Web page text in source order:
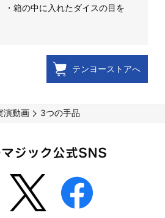
・箱の中に入れたダイスの目を
テンヨーストアへ
演動画 3つの手品
ジック公式SNS